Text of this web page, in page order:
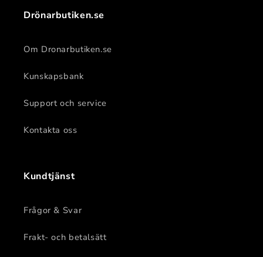
Drönarbutiken.se
Om Dronarbutiken.se
Kunskapsbank
Support och service
Kontakta oss
Kundtjänst
Frågor & Svar
Frakt- och betalsätt